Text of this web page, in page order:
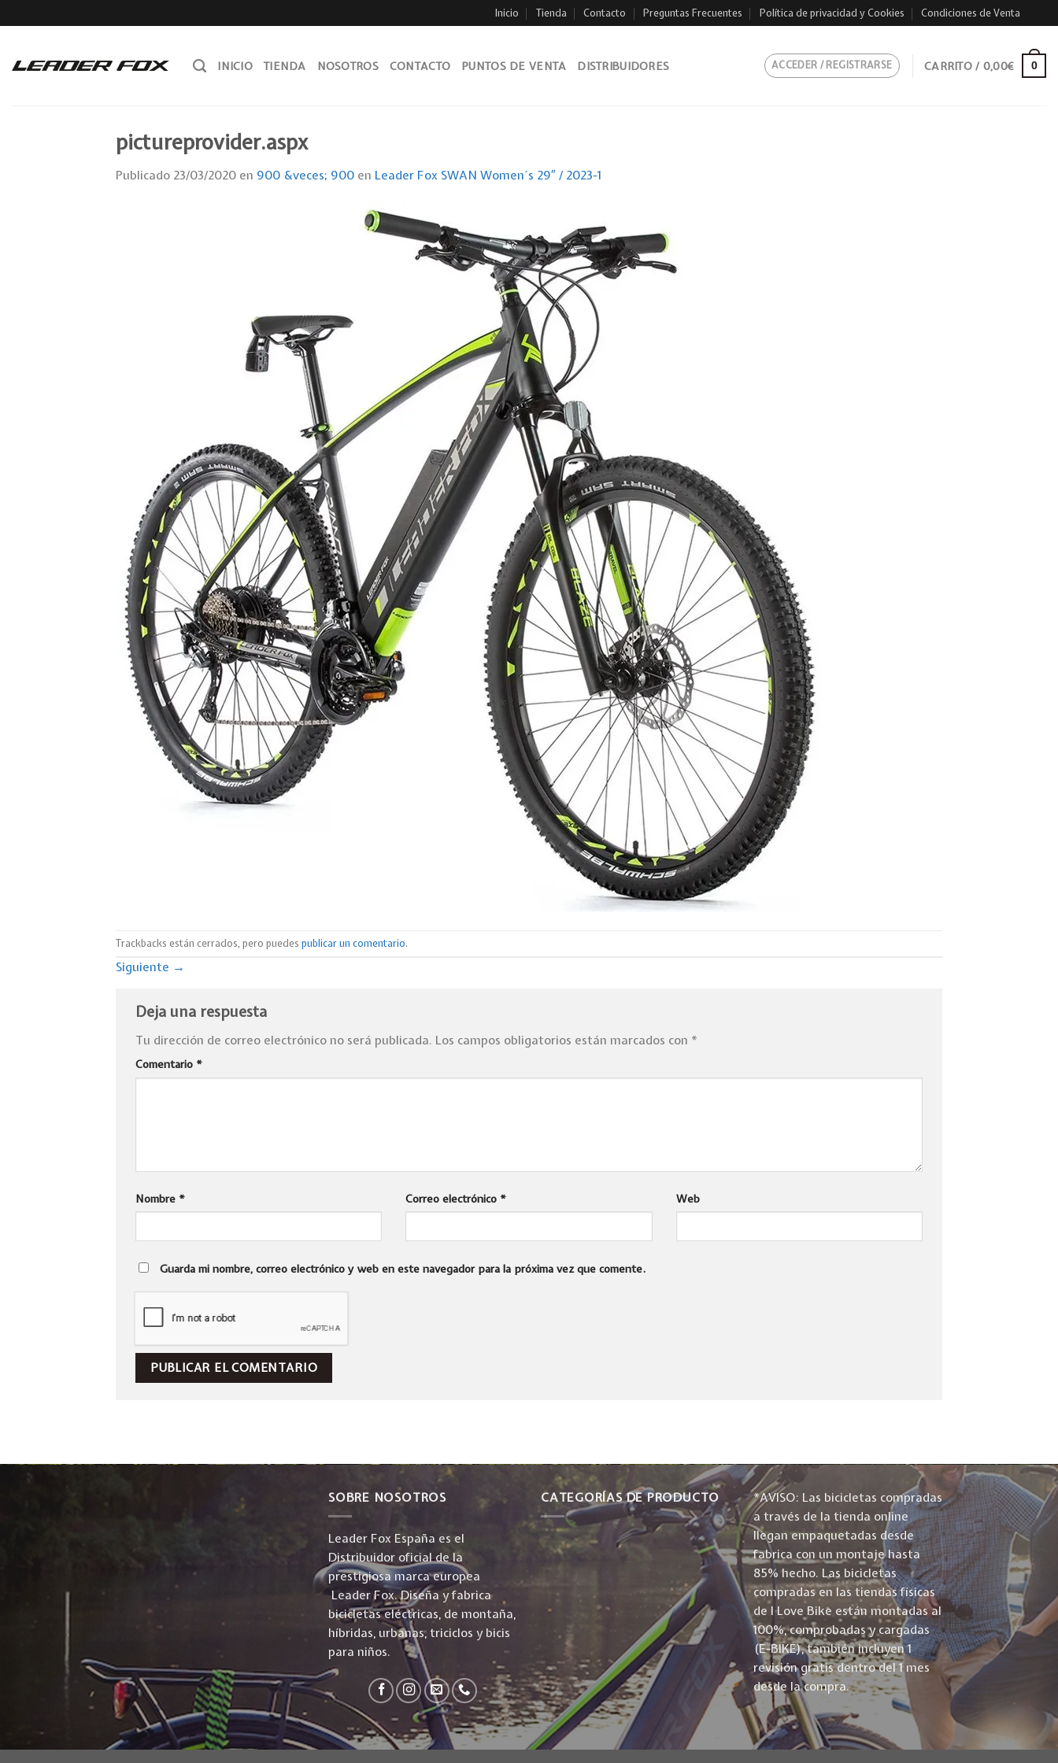
to
Inicio Tienda Contacto Preguntas Frecuentes Política de privacidad y Cookies Condiciones de Venta
INICIO TIENDA NOSOTROS CONTACTO PUNTOS DE VENTA DISTRIBUIDORES ACCEDER / REGISTRARSE CARRITO / 0,00€ 0
pictureprovider.aspx
Publicado 23/03/2020 en 900 &veces; 900 en Leader Fox SWAN Women´s 29″ / 2023-1
Trackbacks están cerrados, pero puedes publicar un comentario.
Siguiente →
Deja una respuesta
Tu dirección de correo electrónico no será publicada. Los campos obligatorios están marcados con *
Comentario *
Nombre * Correo electrónico * Web
Guarda mi nombre, correo electrónico y web en este navegador para la próxima vez que comente.
SOBRE NOSOTROS
Leader Fox España es el
Distribuidor oficial de la
prestigiosa marca europea
Leader Fox. Diseña y fabrica
bicicletas eléctricas, de montaña,
híbridas, urbanas, triciclos y bicis
para niños.
CATEGORÍAS DE PRODUCTO
*AVISO: Las bicicletas compradas
a través de la tienda online
llegan empaquetadas desde
fabrica con un montaje hasta
85% hecho. Las bicicletas
compradas en las tiendas físicas
de I Love Bike están montadas al
100%, comprobadas y cargadas
(E-BIKE), también incluyen 1
revisión gratis dentro del 1 mes
desde la compra.